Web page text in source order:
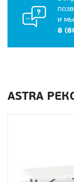
и
8
ASTRA